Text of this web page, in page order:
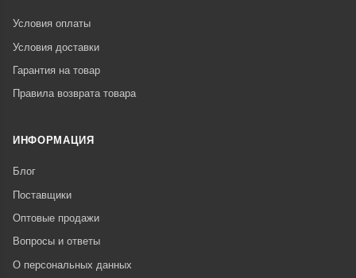
Условия оплаты
Условия доставки
Гарантия на товар
Правила возврата товара
ИНФОРМАЦИЯ
Блог
Поставщики
Оптовые продажи
Вопросы и ответы
О персональных данных